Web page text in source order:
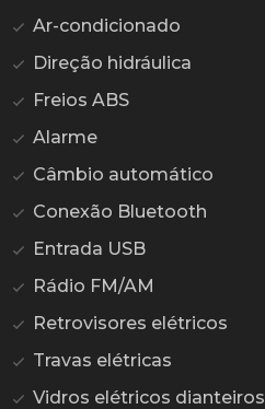
Ar-condicionado
Direção hidráulica
Freios ABS
Alarme
Câmbio automático
Conexão Bluetooth
Entrada USB
Rádio FM/AM
Retrovisores elétricos
Travas elétricas
Vidros elétricos dianteiros